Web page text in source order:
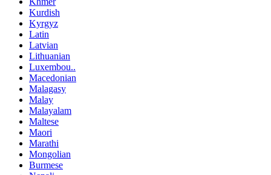
Kurdish
Kyrgyz
Latin
Latvian
Lithuanian
Luxembou..
Macedonian
Malagasy
Malay
Malayalam
Maltese
Maori
Marathi
Mongolian
Burmese